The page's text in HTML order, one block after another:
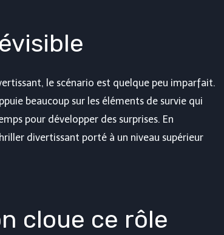
le scénario est quelque peu imparfait.
beaucoup sur les éléments de survie qui
pour développer des surprises. En
divertissant porté à un niveau supérieur
cloue ce rôle